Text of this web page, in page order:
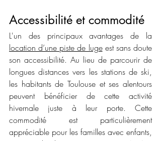
Accessibilité et commodité
location d’une piste de luge est sans doute
son accessibilité. Au lieu de parcourir de
longues distances vers les stations de ski,
les habitants de Toulouse et ses alentours
peuvent bénéficier de cette activité
hivernale juste à leur porte. Cette
commodité est particulièrement
appréciable pour les familles avec enfants,